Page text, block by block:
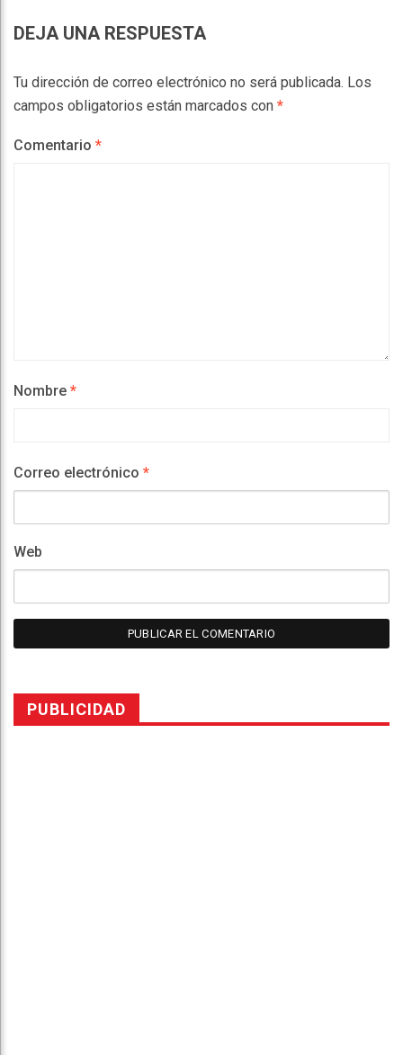
DEJA UNA RESPUESTA
Tu dirección de correo electrónico no será publicada. Los
campos obligatorios están marcados con *
Comentario *
Nombre *
Correo electrónico *
Web
PUBLICIDAD